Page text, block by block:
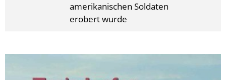
amerikanischen Soldaten
erobert wurde